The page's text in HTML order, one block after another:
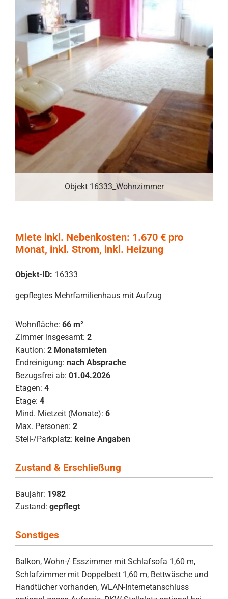
Objekt 16333_Wohnzimmer
Miete inkl. Nebenkosten: 1.670 € pro
Monat, inkl. Strom, inkl. Heizung
Objekt-ID: 16333
gepflegtes Mehrfamilienhaus mit Aufzug
Wohnfläche: 66 m²
Zimmer insgesamt: 2
Kaution: 2 Monatsmieten
Endreinigung: nach Absprache
Bezugsfrei ab: 01.04.2026
Etagen: 4
Etage: 4
Mind. Mietzeit (Monate): 6
Max. Personen: 2
Stell-/Parkplatz: keine Angaben
Zustand & Erschließung
Baujahr: 1982
Zustand: gepflegt
Sonstiges
Balkon, Wohn-/ Esszimmer mit Schlafsofa 1,60 m,
Schlafzimmer mit Doppelbett 1,60 m, Bettwäsche und
Handtücher vorhanden, WLAN-Internetanschluss